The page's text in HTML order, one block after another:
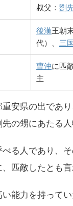
叔父： 劉
後漢王朝
代）、 三
曹沖に匹
主
安県の出であり
の甥にあたる人
る人であり、
匹敵したとも言
能力を持って